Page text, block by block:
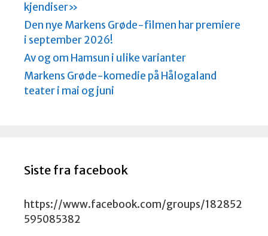
kjendiser»
Den nye Markens Grøde-filmen har premiere
i september 2026!
Av og om Hamsun i ulike varianter
Markens Grøde-komedie på Hålogaland
teater i mai og juni
Siste fra facebook
https://www.facebook.com/groups/182852
595085382